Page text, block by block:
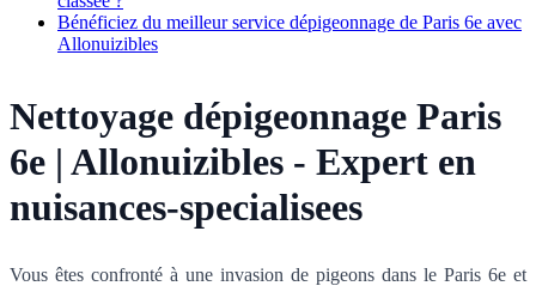
Bénéficiez du meilleur service dépigeonnage de Paris 6e avec
Allonuizibles
Nettoyage dépigeonnage Paris
6e | Allonuizibles - Expert en
nuisances-specialisees
Vous êtes confronté à une invasion de pigeons dans le Paris 6e et